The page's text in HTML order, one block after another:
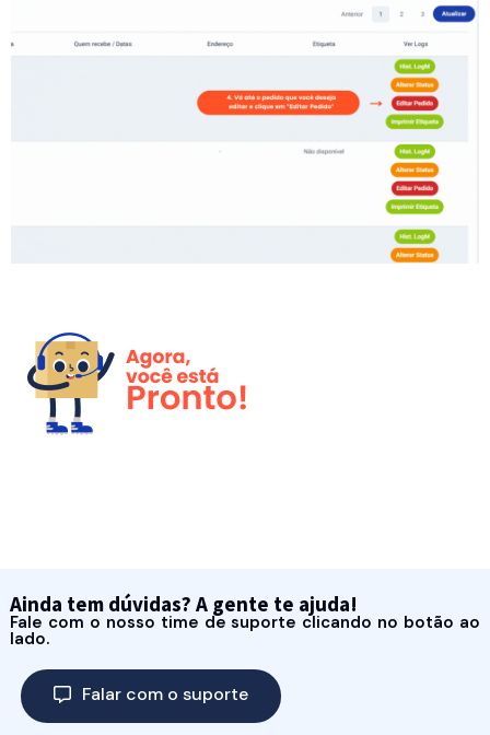
Ainda tem dúvidas? A gente te ajuda!
Fale com o nosso time de suporte clicando no botão ao
lado.
Falar com o suporte